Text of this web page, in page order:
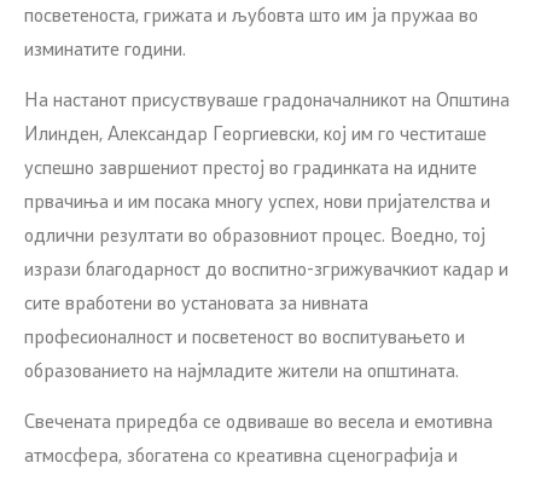
посветеноста, грижата и љубовта што им ја пружаа во
изминатите години.
На настанот присуствуваше градоначалникот на Општина
Илинден, Александар Георгиевски, кој им го честиташе
успешно завршениот престој во градинката на идните
првачиња и им посака многу успех, нови пријателства и
одлични резултати во образовниот процес. Воедно, тој
изрази благодарност до воспитно-згрижувачкиот кадар и
сите вработени во установата за нивната
професионалност и посветеност во воспитувањето и
образованието на најмладите жители на општината.
Свечената приредба се одвиваше во весела и емотивна
атмосфера, збогатена со креативна сценографија и